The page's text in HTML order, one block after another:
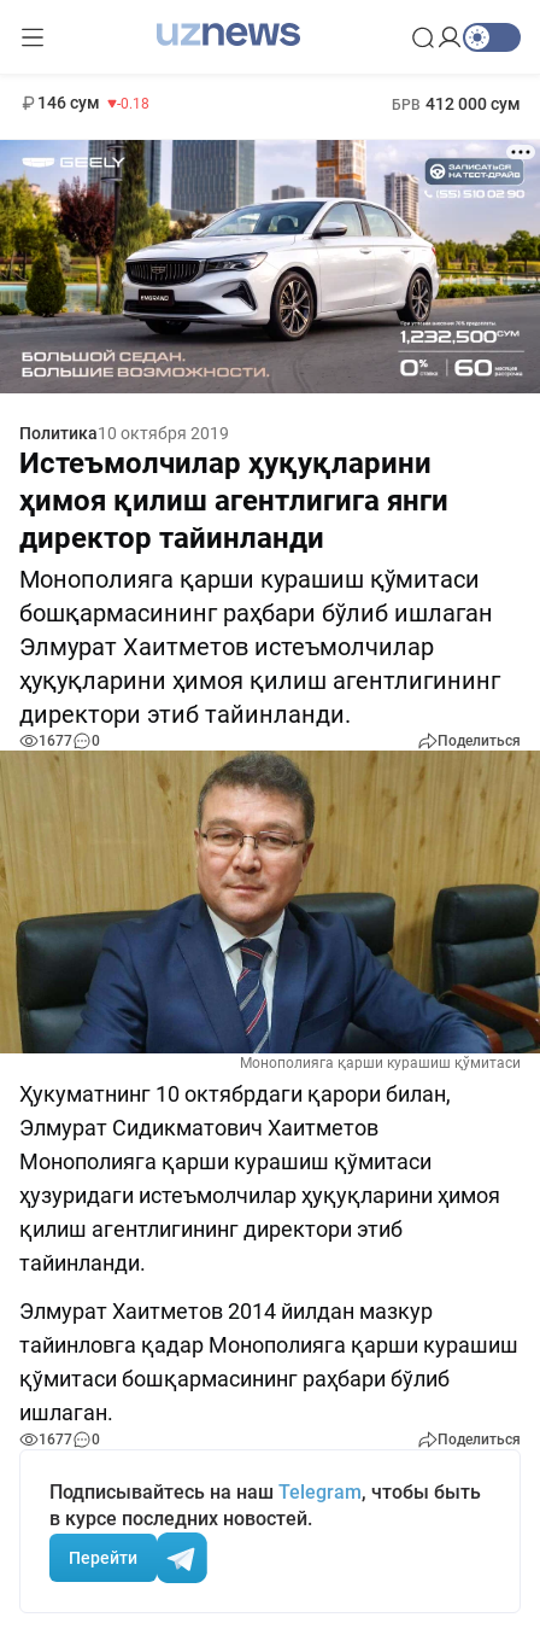
146 сум -0.18 БРВ 412 000 сум
Политика10 октября 2019
Истеъмолчилар ҳуқуқларини
ҳимоя қилиш агентлигига янги
директор тайинланди
Монополияга қарши курашиш қўмитаси
бошқармасининг раҳбари бўлиб ишлаган
Элмурат Хаитметов истеъмолчилар
ҳуқуқларини ҳимоя қилиш агентлигининг
директори этиб тайинланди.
1677 0 Поделиться
Монополияга қарши курашиш қўмитаси
Ҳукуматнинг 10 октябрдаги қарори билан,
Элмурат Сидикматович Хаитметов
Монополияга қарши курашиш қўмитаси
ҳузуридаги истеъмолчилар ҳуқуқларини ҳимоя
қилиш агентлигининг директори этиб
тайинланди.
Элмурат Хаитметов 2014 йилдан мазкур
тайинловга қадар Монополияга қарши курашиш
қўмитаси бошқармасининг раҳбари бўлиб
ишлаган.
1677 0 Поделиться
Подписывайтесь на наш Telegram, чтобы быть
в курсе последних новостей.
Перейти